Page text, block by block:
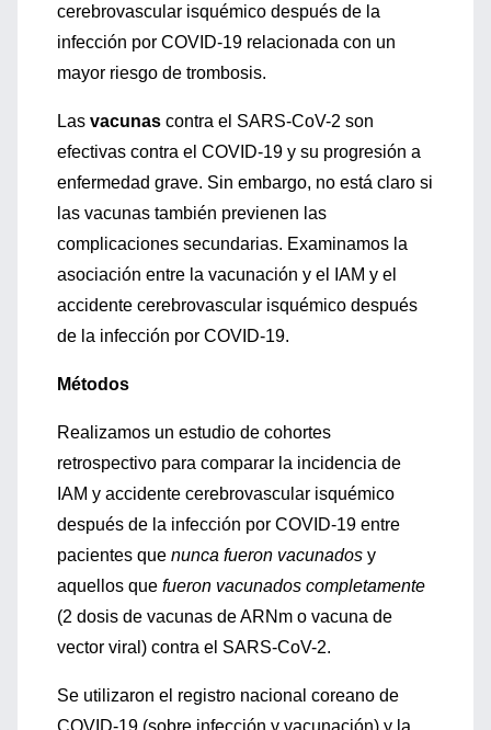
cerebrovascular isquémico después de la
infección por COVID-19 relacionada con un
mayor riesgo de trombosis.
Las vacunas contra el SARS-CoV-2 son
efectivas contra el COVID-19 y su progresión a
enfermedad grave. Sin embargo, no está claro si
las vacunas también previenen las
complicaciones secundarias. Examinamos la
asociación entre la vacunación y el IAM y el
accidente cerebrovascular isquémico después
de la infección por COVID-19.
Métodos
Realizamos un estudio de cohortes
retrospectivo para comparar la incidencia de
IAM y accidente cerebrovascular isquémico
después de la infección por COVID-19 entre
pacientes que nunca fueron vacunados y
aquellos que fueron vacunados completamente
(2 dosis de vacunas de ARNm o vacuna de
vector viral) contra el SARS-CoV-2.
Se utilizaron el registro nacional coreano de
COVID-19 (sobre infección y vacunación) y la